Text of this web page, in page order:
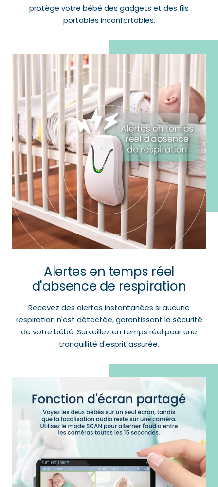
protège votre bébé des gadgets et des fils
portables inconfortables.
Alertes en temps réel
d'absence de respiration
Recevez des alertes instantanées si aucune
respiration n'est détectée, garantissant la sécurité
de votre bébé. Surveillez en temps réel pour une
tranquillité d'esprit assurée.